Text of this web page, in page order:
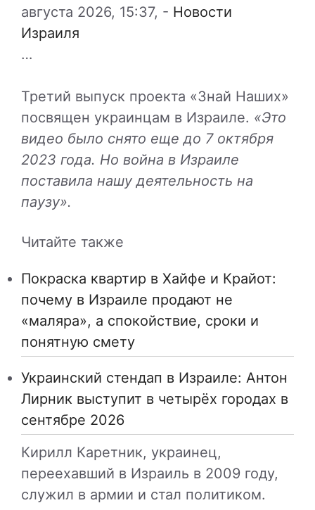
августа 2026, 15:37, - Новости
Израиля
…
Третий выпуск проекта «Знай Наших»
посвящен украинцам в Израиле. «Это
видео было снято еще до 7 октября
2023 года. Но война в Израиле
поставила нашу деятельность на
паузу».
Читайте также
Покраска квартир в Хайфе и Крайот:
почему в Израиле продают не
«маляра», а спокойствие, сроки и
понятную смету
Украинский стендап в Израиле: Антон
Лирник выступит в четырёх городах в
сентябре 2026
Кирилл Каретник, украинец,
переехавший в Израиль в 2009 году,
служил в армии и стал политиком.